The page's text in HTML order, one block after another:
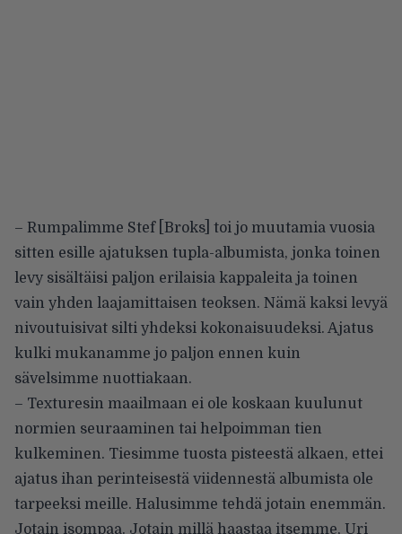
– Rumpalimme Stef [Broks] toi jo muutamia vuosia
sitten esille ajatuksen tupla-albumista, jonka toinen
levy sisältäisi paljon erilaisia kappaleita ja toinen
vain yhden laajamittaisen teoksen. Nämä kaksi levyä
nivoutuisivat silti yhdeksi kokonaisuudeksi. Ajatus
kulki mukanamme jo paljon ennen kuin
sävelsimme nuottiakaan.
– Texturesin maailmaan ei ole koskaan kuulunut
normien seuraaminen tai helpoimman tien
kulkeminen. Tiesimme tuosta pisteestä alkaen, ettei
ajatus ihan perinteisestä viidennestä albumista ole
tarpeeksi meille. Halusimme tehdä jotain enemmän.
Jotain isompaa. Jotain millä haastaa itsemme, Uri